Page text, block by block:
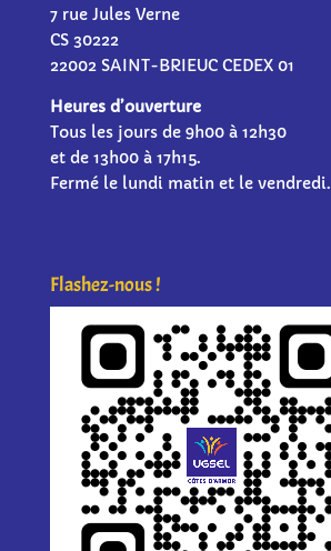
7 rue Jules Verne
CS 30222
22002 SAINT-BRIEUC CEDEX 01
Heures d’ouverture
Tous les jours de 9h00 à 12h30
et de 13h00 à 17h15.
Fermé le lundi matin et le vendredi.
Flashez-nous !